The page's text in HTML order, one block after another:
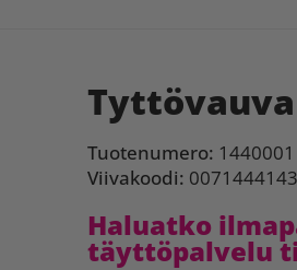
Tuotenumero: 1440001
Viivakoodi:
Haluatko
täyttöpalvelu